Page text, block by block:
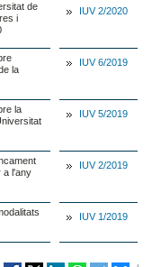
de
i
IUV 2/2020
la
IUV 6/2019
la
IUV 5/2019
a l'any
IUV 2/2019
IUV 1/2019